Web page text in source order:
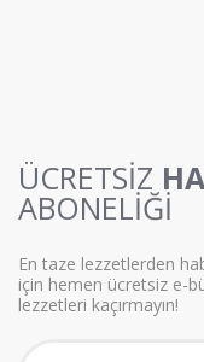
ÜCRETSİZ
ABONELİĞİ
En taze lezzetlerden
için hemen ücretsiz e-
lezzetleri kaçırmayın!